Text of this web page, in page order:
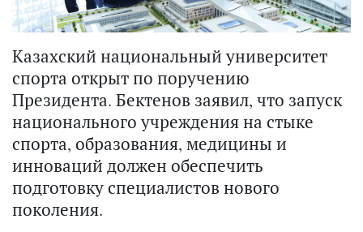
Казахский национальный университет
спорта открыт по поручению
Президента. Бектенов заявил, что запуск
национального учреждения на стыке
спорта, образования, медицины и
инноваций должен обеспечить
подготовку специалистов нового
поколения.